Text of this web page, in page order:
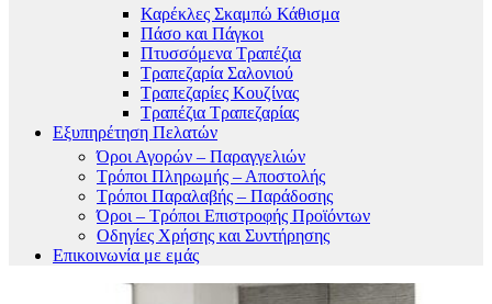
Καρέκλες Σκαμπώ Κάθισμα
Πάσο και Πάγκοι
Πτυσσόμενα Τραπέζια
Τραπεζαρία Σαλονιού
Τραπεζαρίες Κουζίνας
Τραπέζια Τραπεζαρίας
Εξυπηρέτηση Πελατών
Όροι Αγορών – Παραγγελιών
Τρόποι Πληρωμής – Αποστολής
Τρόποι Παραλαβής – Παράδοσης
Όροι – Τρόποι Επιστροφής Προϊόντων
Οδηγίες Χρήσης και Συντήρησης
Επικοινωνία με εμάς